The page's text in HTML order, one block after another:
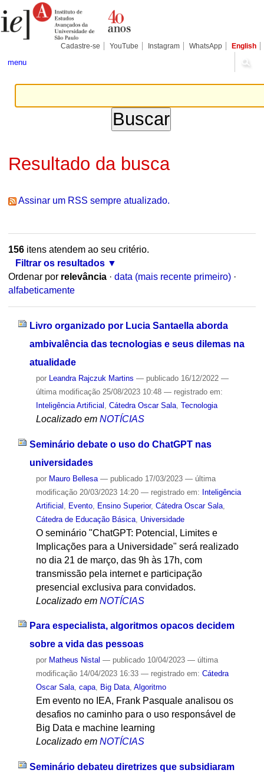
para
conteúdo.
Pessoais
Cadastre-se YouTube Instagram WhatsApp English
menu
Resultado da busca
Assinar um RSS sempre atualizado.
156itens atendem ao seu critério.
Filtrar os resultados
Ordenar por relevância · data (mais recente primeiro) ·
alfabeticamente
Livro organizado por Lucia Santaella aborda
ambivalência das tecnologias e seus dilemas na
atualidade
por Leandra Rajczuk Martins — publicado16/12/2022 —
última modificação25/08/2023 10:48 — registrado em:
Inteligência Artificial
Cátedra Oscar Sala, Tecnologia
Localizado em NOTÍCIAS
Seminário debate o uso do ChatGPT nas
universidades
por Mauro Bellesa — publicado17/03/2023 — última
modificação20/03/2023 14:20 — registrado em: Inteligência
Artificial
Evento, Ensino Superior, Cátedra Oscar Sala,
Cátedra de Educação Básica, Universidade
O seminário "ChatGPT: Potencial, Limites e
Implicações para a Universidade" será realizado
no dia 21 de março, das 9h às 17h, com
transmissão pela internet e participação
presencial exclusiva para convidados.
Localizado em NOTÍCIAS
Para especialista, algoritmos opacos decidem
sobre a vida das pessoas
por Matheus Nistal — publicado10/04/2023 — última
modificação14/04/2023 16:33 — registrado em: Cátedra
Oscar Sala, capa, Big Data, Algoritmo
Em evento no IEA, Frank Pasquale analisou os
desafios no caminho para o uso responsável de
Big Data e machine learning
Localizado em NOTÍCIAS
Seminário debateu diretrizes que subsidiaram